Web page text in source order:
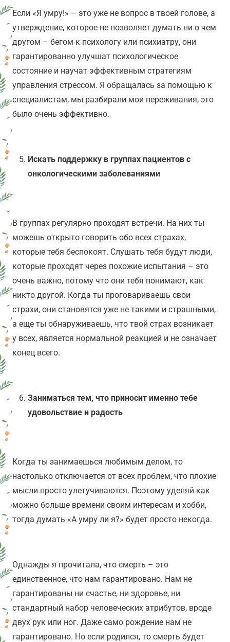
Если «Я умру!» – это уже не вопрос в твоей голове, а
утверждение, которое не позволяет думать ни о чем
другом – бегом к психологу или психиатру, они
гарантированно улучшат психологическое
состояние и научат эффективным стратегиям
управления стрессом. Я обращалась за помощью к
специалистам, мы разбирали мои переживания, это
было очень эффективно.
Искать поддержку в группах пациентов с
онкологическими заболеваниями
В группах регулярно проходят встречи. На них ты
можешь открыто говорить обо всех страхах,
которые тебя беспокоят. Слушать тебя будут люди,
которые проходят через похожие испытания – это
очень важно, потому что они тебя понимают, как
никто другой. Когда ты проговариваешь свои
страхи, они становятся уже не такими и страшными,
а еще ты обнаруживаешь, что твой страх возникает
у всех, является нормальной реакцией и не означает
конец всего.
Заниматься тем, что приносит именно тебе
удовольствие и радость
Когда ты занимаешься любимым делом, то
настолько отключается от всех проблем, что плохие
мысли просто улетучиваются. Поэтому уделяй как
можно больше времени своим интересам и хобби,
тогда думать «А умру ли я?» будет просто некогда.
Однажды я прочитала, что смерть – это
единственное, что нам гарантировано. Нам не
гарантированы ни счастье, ни здоровье, ни
стандартный набор человеческих атрибутов, вроде
двух рук или ног. Даже само рождение нам не
гарантировано. Но если родился, то смерть будет